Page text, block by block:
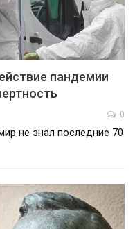
пандемии
0
не знал последние 70